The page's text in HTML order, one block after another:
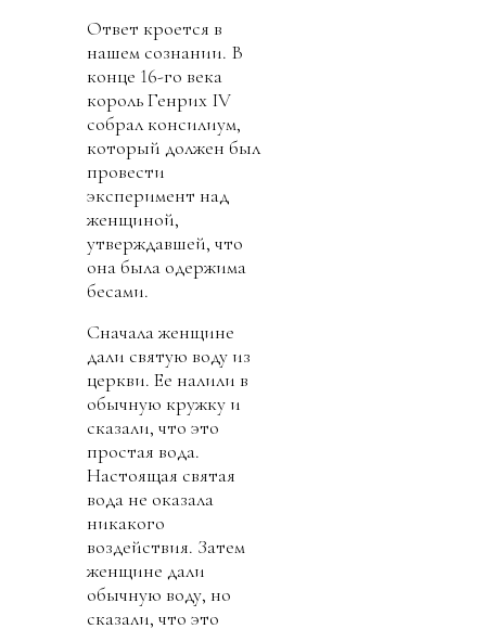
Ответ кроется в
нашем сознании. В
конце 16-го века
король Генрих IV
собрал консилиум,
который должен был
провести
эксперимент над
женщиной,
утверждавшей, что
она была одержима
бесами.
Сначала женщине
дали святую воду из
церкви. Ее налили в
обычную кружку и
сказали, что это
простая вода.
Настоящая святая
вода не оказала
никакого
воздействия. Затем
женщине дали
обычную воду, но
сказали, что это